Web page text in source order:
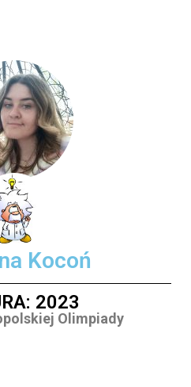
Kocoń
2023
Olimpiady